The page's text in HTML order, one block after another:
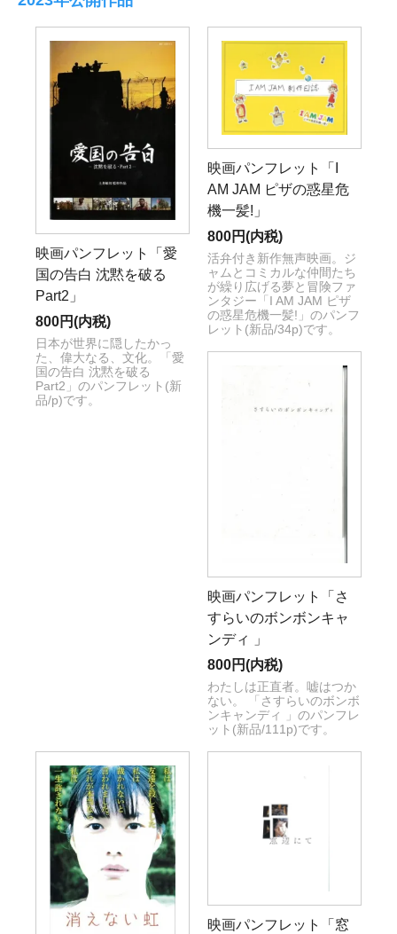
映画パンフレット「愛
国の告白 沈黙を破る
Part2」
800円(内税)
日本が世界に隠したかっ
た、偉大なる、文化。「愛
国の告白 沈黙を破る
Part2」のパンフレット(新
品/p)です。
映画パンフレット「I
AM JAM ピザの惑星危
機一髪!」
800円(内税)
活弁付き新作無声映画。ジ
ャムとコミカルな仲間たち
が繰り広げる夢と冒険ファ
ンタジー「I AM JAM ピザ
の惑星危機一髪!」のパンフ
レット(新品/34p)です。
映画パンフレット「さ
すらいのボンボンキャ
ンディ 」
800円(内税)
わたしは正直者。嘘はつか
ない。 「さすらいのボンボ
ンキャンディ 」のパンフレ
ット(新品/111p)です。
映画パンフレット「窓